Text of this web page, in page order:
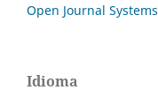
Open Journal Systems
Idioma